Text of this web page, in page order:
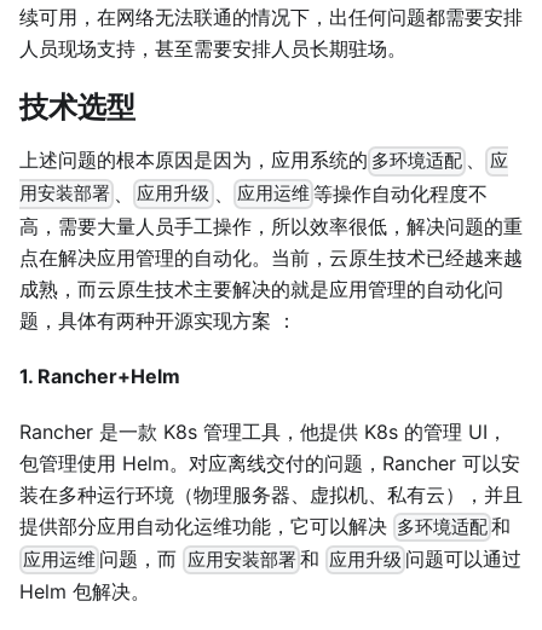
续可用，在网络无法联通的情况下，出任何问题都需要安排
人员现场支持，甚至需要安排人员长期驻场。
技术选型
上述问题的根本原因是因为，应用系统的 多环境适配 、
应
用安装部署
应用升级 应用运维等操作自动化程度不
高，需要大量人员手工操作，所以效率很低，解决问题的重
点在解决应用管理的自动化。当前，云原生技术已经越来越
成熟，而云原生技术主要解决的就是应用管理的自动化问
题，具体有两种开源实现方案 ：
1. Rancher+Helm
Rancher 是一款 K8s 管理工具，他提供 K8s 的管理 UI，
包管理使用 Helm。对应离线交付的问题，Rancher 可以安
装在多种运行环境（物理服务器、虚拟机、私有云），并且
提供部分应用自动化运维功能，它可以解决 多环境适配和
应用运维 问题，而 应用安装部署和 应用升级 问题可以通过
Helm 包解决。